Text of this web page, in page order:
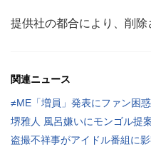
提供社の都合により、削除
関連ニュース
≠ME「増員」発表にファン困惑
堺雅人 風呂嫌いにモンゴル提
盗撮不祥事がアイドル番組に